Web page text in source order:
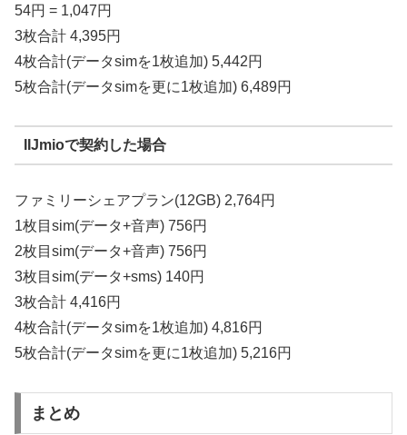
54円 = 1,047円
3枚合計 4,395円
4枚合計(データsimを1枚追加) 5,442円
5枚合計(データsimを更に1枚追加) 6,489円
IIJmioで契約した場合
ファミリーシェアプラン(12GB) 2,764円
1枚目sim(データ+音声) 756円
2枚目sim(データ+音声) 756円
3枚目sim(データ+sms) 140円
3枚合計 4,416円
4枚合計(データsimを1枚追加) 4,816円
5枚合計(データsimを更に1枚追加) 5,216円
まとめ